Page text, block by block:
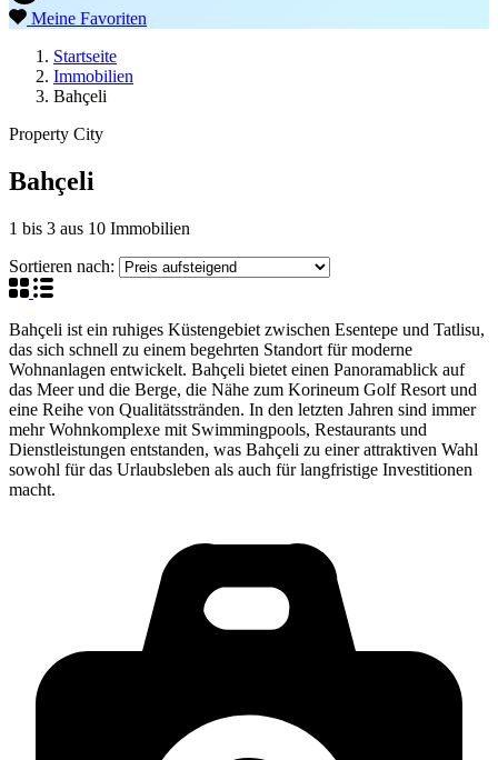
Meine Favoriten
Startseite
Immobilien
Bahçeli
Property City
Bahçeli
1 bis 3 aus 10 Immobilien
Sortieren nach:
Bahçeli ist ein ruhiges Küstengebiet zwischen Esentepe und Tatlisu,
das sich schnell zu einem begehrten Standort für moderne
Wohnanlagen entwickelt. Bahçeli bietet einen Panoramablick auf
das Meer und die Berge, die Nähe zum Korineum Golf Resort und
eine Reihe von Qualitätsstränden. In den letzten Jahren sind immer
mehr Wohnkomplexe mit Swimmingpools, Restaurants und
Dienstleistungen entstanden, was Bahçeli zu einer attraktiven Wahl
sowohl für das Urlaubsleben als auch für langfristige Investitionen
macht.